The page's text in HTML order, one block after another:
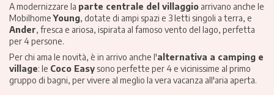
A modernizzare la parte centrale del villaggio arrivano anche le
MobilhomeYoung, dotate di ampi spazi e 3 letti singoli a terra, e
Ander, fresca e ariosa, ispirata al famoso vento del lago, perfetta
per 4 persone.
Per chi ama le novità, è in arrivo anche l'alternativa a camping e
village: le Coco Easy sono perfette per 4 e vicinissime al primo
gruppo di bagni, per vivere al meglio la vera vacanza all'aria aperta.